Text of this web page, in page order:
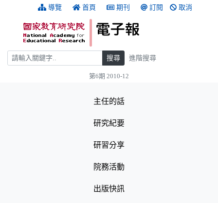
跳到主要內容 導覽 首頁 期刊 訂閱 取消
搜尋 搜尋 進階搜尋
第6期 2010-12
主任的話
研究紀要
研習分享
院務活動
出版快訊